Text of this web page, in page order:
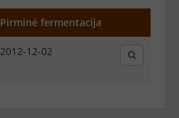
Pirminė fermentacija
2012-12-02